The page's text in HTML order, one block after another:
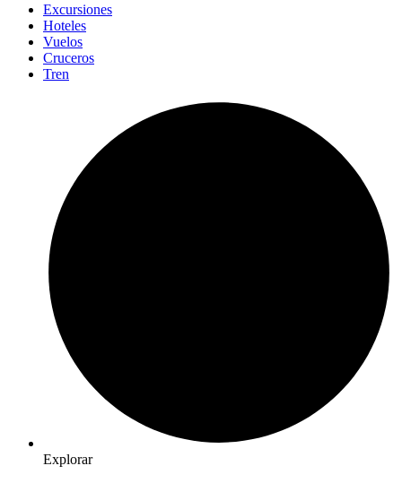
Excursiones
Hoteles
Vuelos
Cruceros
Tren
Explorar